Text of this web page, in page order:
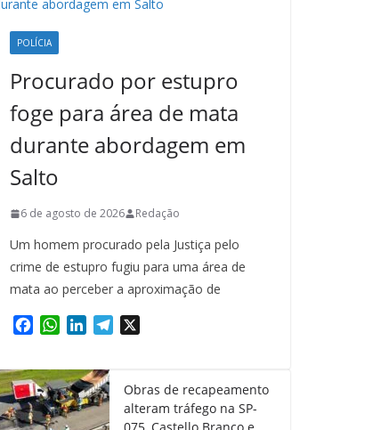
POLÍCIA
Procurado por estupro
foge para área de mata
durante abordagem em
Salto
6 de agosto de 2026 Redação
Um homem procurado pela Justiça pelo
crime de estupro fugiu para uma área de
mata ao perceber a aproximação de
e
b
o
W
t
s
A
k
e
d
Obras de recapeamento
alteram tráfego na SP-